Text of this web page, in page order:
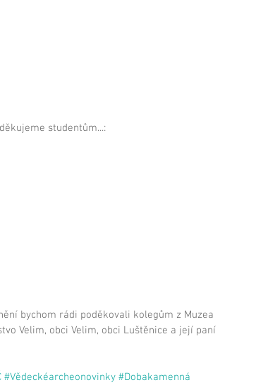
studentům...:
bychom rádi poděkovali kolegům z Muzea
Velim, obci Velim, obci Luštěnice a její paní
#Vědeckéarcheonovinky #Dobakamenná